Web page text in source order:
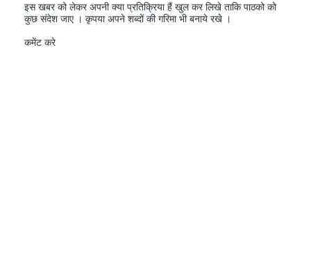
इस खबर को लेकर अपनी क्या प्रतिक्रिया हैं खुल कर लिखे ताकि पाठको को
कुछ संदेश जाए । कृपया अपने शब्दों की गरिमा भी बनाये रखे ।
कमेंट करे